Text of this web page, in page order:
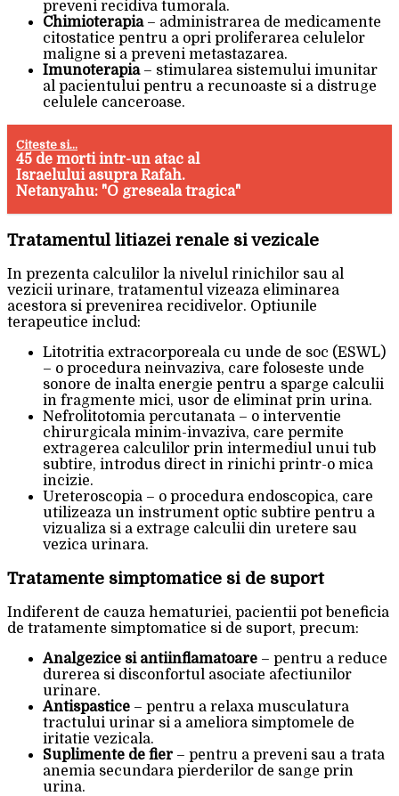
preveni recidiva tumorala.
Chimioterapia– administrarea de medicamente
citostatice pentru a opri proliferarea celulelor
maligne si a preveni metastazarea.
Imunoterapia– stimularea sistemului imunitar
al pacientului pentru a recunoaste si a distruge
celulele canceroase.
Citeste si...
45 de morti intr-un atac al
Israelului asupra Rafah.
Netanyahu: "O greseala tragica"
Tratamentul litiazei renale si vezicale
In prezenta calculilor la nivelul rinichilor sau al
vezicii urinare, tratamentul vizeaza eliminarea
acestora si prevenirea recidivelor. Optiunile
terapeutice includ:
Litotritia extracorporeala cu unde de soc (ESWL)
– o procedura neinvaziva, care foloseste unde
sonore de inalta energie pentru a sparge calculii
in fragmente mici, usor de eliminat prin urina.
Nefrolitotomia percutanata – o interventie
chirurgicala minim-invaziva, care permite
extragerea calculilor prin intermediul unui tub
subtire, introdus direct in rinichi printr-o mica
incizie.
Ureteroscopia – o procedura endoscopica, care
utilizeaza un instrument optic subtire pentru a
vizualiza si a extrage calculii din uretere sau
vezica urinara.
Tratamente simptomatice si de suport
Indiferent de cauza hematuriei, pacientii pot beneficia
de tratamente simptomatice si de suport, precum:
Analgezice si antiinflamatoare – pentru a reduce
durerea si disconfortul asociate afectiunilor
urinare.
Antispastice – pentru a relaxa musculatura
tractului urinar si a ameliora simptomele de
iritatie vezicala.
Suplimente de fier – pentru a preveni sau a trata
anemia secundara pierderilor de sange prin
urina.